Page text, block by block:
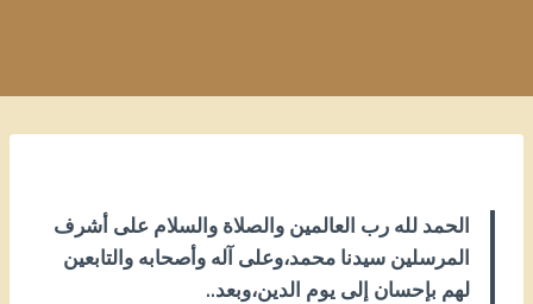
الحمد لله رب العالمين والصلاة والسلام على أشرف
المرسلين سيدنا محمد،وعلى آله وأصحابه والتابعين
لهم بإحسان إلى يوم الدين،وبعد..